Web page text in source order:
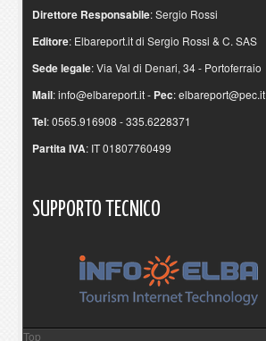
Direttore Responsabile: Sergio Rossi
Editore: Elbareport.it di Sergio Rossi & C. SAS
Sede legale: Via Val di Denari, 34 - Portoferraio
Mail:info@elbareport.it- Pec:elbareport@pec.it
Tel: 0565.916908 - 335.6228371
Partita IVA: IT 01807760499
SUPPORTO TECNICO
Top